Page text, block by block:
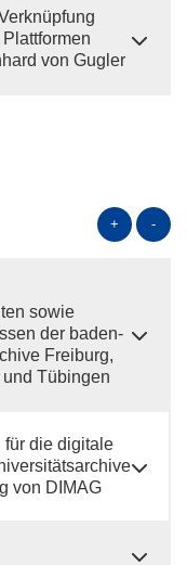
von Gugler
+ -
sowie
der baden-
Freiburg,
Tübingen
für die digitale
von DIMAG